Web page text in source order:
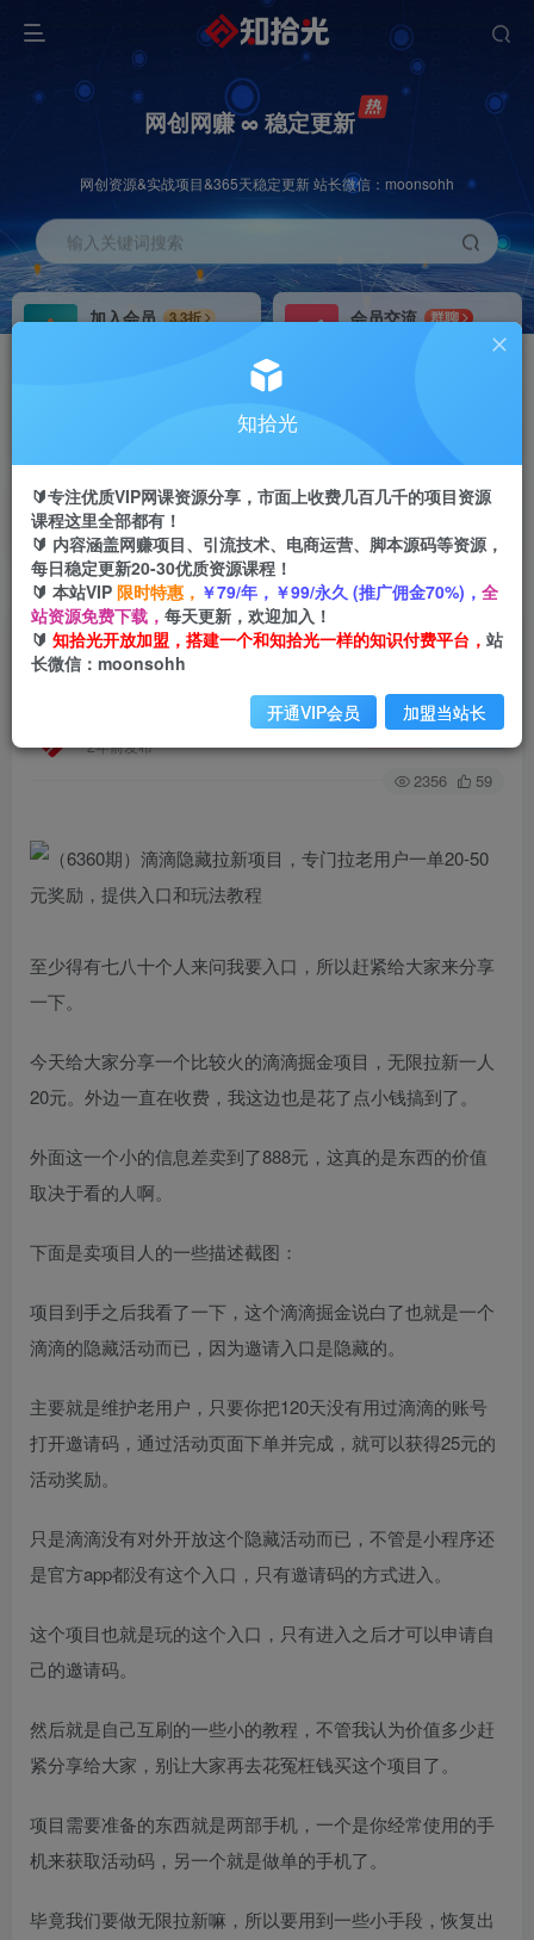
网创网赚 ∞ 稳定更新
网创资源&实战项目&365天稳定更新 站长微信：moonsohh
输入关键词搜索
加入会员
3.3折
会员交流
群聊
首页 创业课程 会员专属 正文
（6360期）滴滴隐藏拉新项目，专门拉老用户一
单20-50元奖励，提供入口和玩法教程
2年前发布
关注 私信
2356 59
至少得有七八十个人来问我要入口，所以赶紧给大家来分享
一下。
今天给大家分享一个比较火的滴滴掘金项目，无限拉新一人
20元。外边一直在收费，我这边也是花了点小钱搞到了。
外面这一个小的信息差卖到了888元，这真的是东西的价值
取决于看的人啊。
下面是卖项目人的一些描述截图：
项目到手之后我看了一下，这个滴滴掘金说白了也就是一个
滴滴的隐藏活动而已，因为邀请入口是隐藏的。
主要就是维护老用户，只要你把120天没有用过滴滴的账号
打开邀请码，通过活动页面下单并完成，就可以获得25元的
活动奖励。
只是滴滴没有对外开放这个隐藏活动而已，不管是小程序还
是官方app都没有这个入口，只有邀请码的方式进入。
这个项目也就是玩的这个入口，只有进入之后才可以申请自
己的邀请码。
然后就是自己互刷的一些小的教程，不管我认为价值多少赶
紧分享给大家，别让大家再去花冤枉钱买这个项目了。
项目需要准备的东西就是两部手机，一个是你经常使用的手
机来获取活动码，另一个就是做单的手机了。
毕竟我们要做无限拉新嘛，所以要用到一些小手段，恢复出
知拾光
🔰专注优质VIP网课资源分享，市面上收费几百几千的项目资源
课程这里全部都有！
🔰 内容涵盖网赚项目、引流技术、电商运营、脚本源码等资源，
每日稳定更新20-30优质资源课程！
🔰 本站VIP 限时特惠， ￥79/年，￥99/永久 (推广佣金70%)， 全
站资源免费下载， 每天更新，欢迎加入！
🔰 知拾光开放加盟，搭建一个和知拾光一样的知识付费平台， 站
长微信：moonsohh
开通VIP会员 加盟当站长